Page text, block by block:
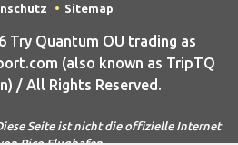
Sitemap
Try Quantum OU trading as
(also known as TripTQ
/ All Rights Reserved.
Diese Seite ist nicht die offizielle Internet